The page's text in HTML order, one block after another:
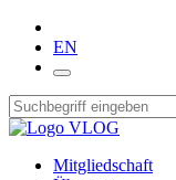
EN
Mitgliedschaft